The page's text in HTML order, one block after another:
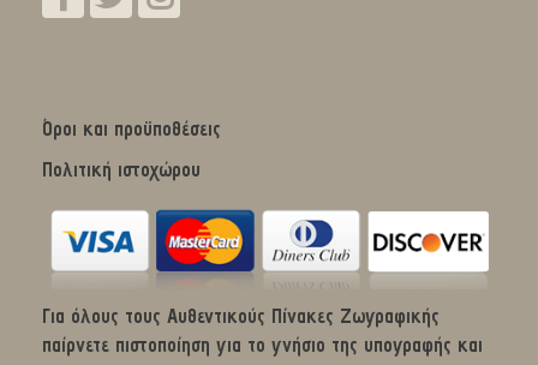
Όροι και προϋποθέσεις
Πολιτική ιστοχώρου
Για όλους τους Αυθεντικούς Πίνακες Ζωγραφικής
παίρνετε πιστοποίηση για το γνήσιο της υπογραφής και